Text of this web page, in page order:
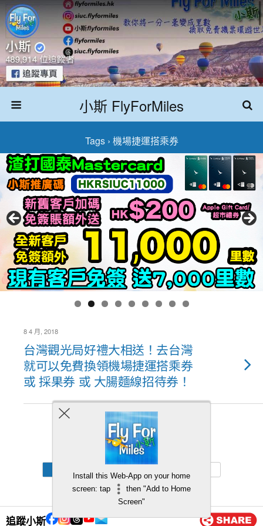
追蹤小斯
小斯 FlyForMiles
Tags › 機場捷運搭乘券
8 4 月, 2018
台灣觀光局好禮大相送！去台灣
就可以免費換領機場捷運搭乘券
或 採果券 或 大腸麵線招待券！
Back to top
Install this Web-App on your home
screen: tap
then "Add to Home
Screen"